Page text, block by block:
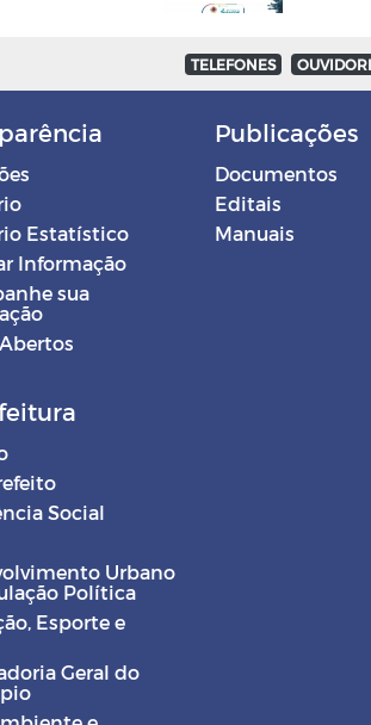
TELEFONES
Estatístico
Informação
sua
Publicações
Documentos
Editais
Manuais
Social
Urbano
Política
Esporte e
Geral do